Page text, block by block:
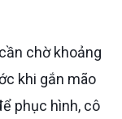
chờ khoảng
khi gắn mão
phục hình, cô